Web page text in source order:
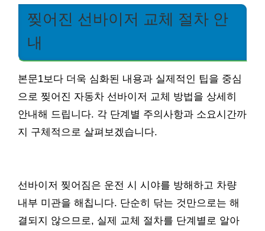
찢어진 선바이저 교체 절차 안
내
본문1보다 더욱 심화된 내용과 실제적인 팁을 중심
으로 찢어진 자동차 선바이저 교체 방법을 상세히
안내해 드립니다. 각 단계별 주의사항과 소요시간까
지 구체적으로 살펴보겠습니다.
선바이저 찢어짐은 운전 시 시야를 방해하고 차량
내부 미관을 해칩니다. 단순히 닦는 것만으로는 해
결되지 않으므로, 실제 교체 절차를 단계별로 알아